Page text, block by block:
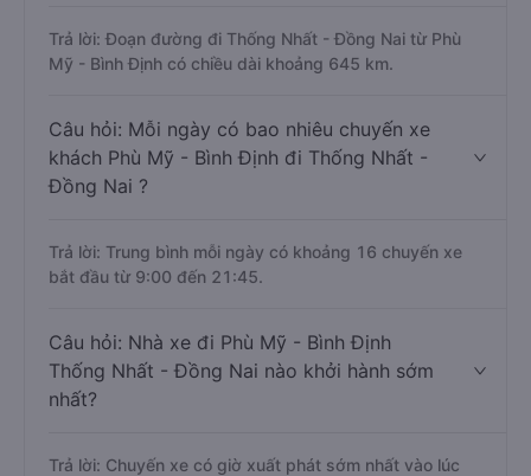
Trả lời: Đoạn đường đi Thống Nhất - Đồng Nai từ Phù
Mỹ - Bình Định có chiều dài khoảng 645 km.
Câu hỏi: Mỗi ngày có bao nhiêu chuyến xe
khách Phù Mỹ - Bình Định đi Thống Nhất -
Đồng Nai ?
Trả lời: Trung bình mỗi ngày có khoảng 16 chuyến xe
bắt đầu từ 9:00 đến 21:45.
Câu hỏi: Nhà xe đi Phù Mỹ - Bình Định
Thống Nhất - Đồng Nai nào khởi hành sớm
nhất?
Trả lời: Chuyến xe có giờ xuất phát sớm nhất vào lúc